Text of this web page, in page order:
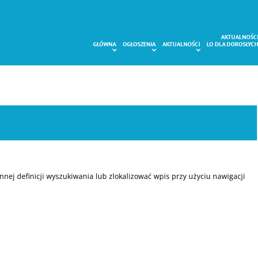
GŁÓWNA OGŁOSZENIA AKTUALNOŚCI
AKTUALNOŚCI
LO DLA DOROSŁYCH
definicji wyszukiwania lub zlokalizować wpis przy użyciu nawigacji